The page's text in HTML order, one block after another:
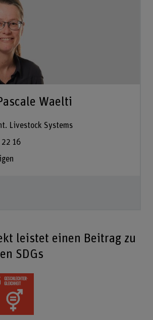
Waelti
Livestock Systems
22 16
leistet einen Beitrag zu
SDGs